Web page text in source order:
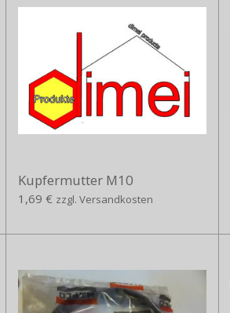
Kupfermutter M10
1,69 € zzgl. Versandkosten